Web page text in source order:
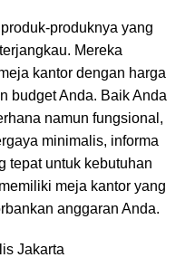
produknya yang
Mereka
kantor dengan harga
budget Anda. Baik Anda
namun fungsional,
minimalis, informa
tepat untuk kebutuhan
meja kantor yang
anggaran Anda.